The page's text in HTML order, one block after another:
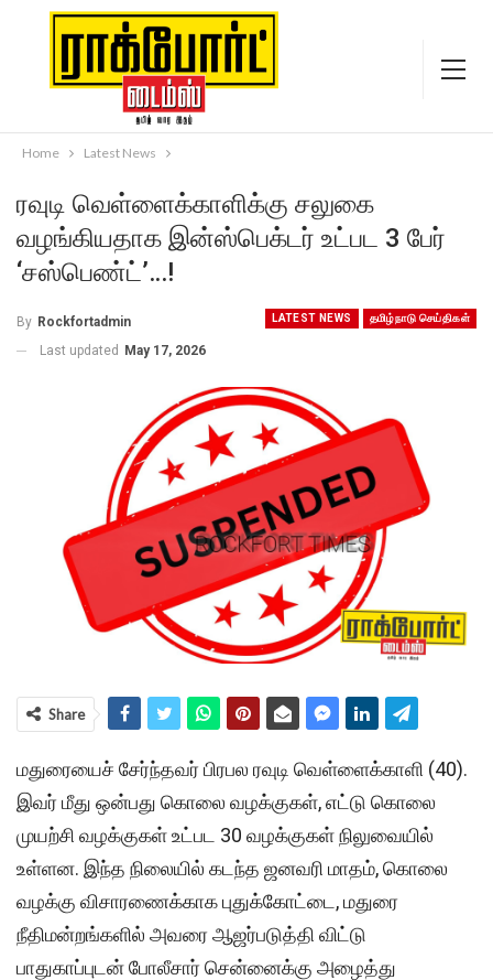
Home Latest News
ரவுடி வெள்ளைக்காளிக்கு சலுகை
வழங்கியதாக இன்ஸ்பெக்டர் உட்பட 3 பேர்
‘சஸ்பெண்ட்’…!
LATEST NEWS தமிழ்நாடு செய்திகள்
By Rockfortadmin
Last updated May 17, 2026
Share
மதுரையைச் சேர்ந்தவர் பிரபல ரவுடி வெள்ளைக்காளி (40).
இவர் மீது ஒன்பது கொலை வழக்குகள், எட்டு கொலை
முயற்சி வழக்குகள் உட்பட 30 வழக்குகள் நிலுவையில்
உள்ளன. இந்த நிலையில் கடந்த ஜனவரி மாதம், கொலை
வழக்கு விசாரணைக்காக புதுக்கோட்டை, மதுரை
நீதிமன்றங்களில் அவரை ஆஜர்படுத்தி விட்டு
பாதுகாப்புடன் போலீசார் சென்னைக்கு அழைத்து